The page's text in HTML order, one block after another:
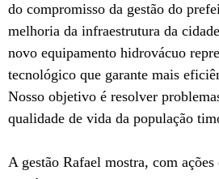
do compromisso da gestão do
melhoria da infraestrutura da
novo equipamento hidrovácuo
tecnológico que garante mais
Nosso objetivo é resolver
qualidade de vida da população
A gestão Rafael mostra, com ações